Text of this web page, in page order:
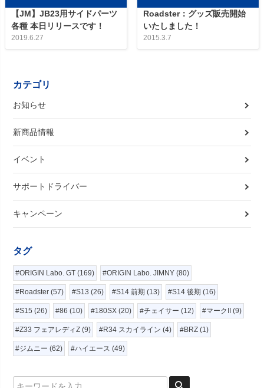
【JM】JB23用サイドパーツ
各種 本日リリースです！
2019.6.27
Roadster：グッズ販売開始
いたしました！
2015.3.7
カテゴリ
お知らせ
新商品情報
イベント
サポートドライバー
キャンペーン
タグ
#ORIGIN Labo. GT (169) #ORIGIN Labo. JIMNY (80)
#Roadster (57) #S13 (26) #S14 前期 (13) #S14 後期 (16)
#S15 (26) #86 (10) #180SX (20) #チェイサー (12) #マークII (9)
#Z33 フェアレディZ (9) #R34 スカイライン (4) #BRZ (1)
#ジムニー (62) #ハイエース (49)